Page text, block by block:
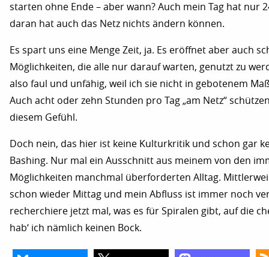
starten ohne Ende – aber wann? Auch mein Tag hat nur
daran hat auch das Netz nichts ändern können.
Es spart uns eine Menge Zeit, ja. Es eröffnet aber auch
Möglichkeiten, die alle nur darauf warten, genutzt zu
also faul und unfähig, weil ich sie nicht in gebotenem
Auch acht oder zehn Stunden pro Tag „am Netz“
diesem Gefühl.
Doch nein, das hier ist keine Kulturkritik und schon gar
Bashing. Nur mal ein Ausschnitt aus meinem von den
Möglichkeiten manchmal überforderten Alltag.
schon wieder Mittag und mein Abfluss ist immer noch
recherchiere jetzt mal, was es für Spiralen gibt, auf die
hab‘ ich nämlich keinen Bock.